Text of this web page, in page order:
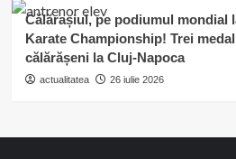
Călărașiul, pe podiumul mondial
Karate Championship! Trei
călărășeni la Cluj-Napoca
actualitatea 26 iulie 2026